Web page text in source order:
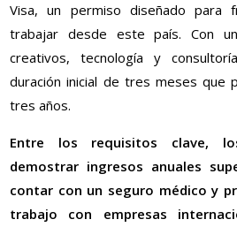
Visa, un permiso diseñado para
trabajar desde este país. Con
creativos, tecnología y
duración inicial de tres meses que
tres años.
Entre los requisitos clave,
demostrar ingresos anuales
contar con un seguro médico y
trabajo con empresas